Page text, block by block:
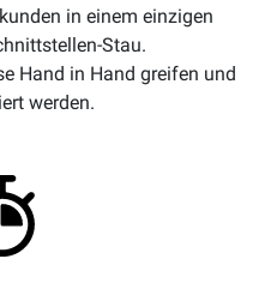
in einem einzigen
Stau.
Hand in Hand greifen und
werden.